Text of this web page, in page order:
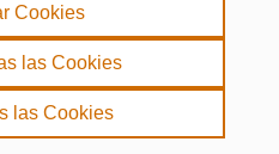
Cookies
las Cookies
las Cookies
Privacidad
|
Todos los derechos reservados